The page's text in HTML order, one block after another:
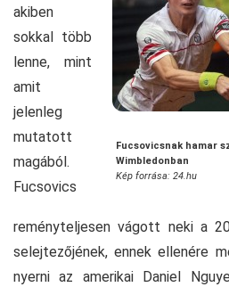
Fucsovicsnak hamar
Wimbledonban
Kép forrása: 24.hu
akiben
sokkal több
lenne, mint
amit
jelenleg
mutatott
magából.
Fucsovics
reményteljesen vágott neki a
selejtezőjének, ennek ellenére
nyerni az amerikai Daniel